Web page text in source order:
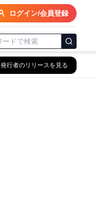
ログイン/会員登録
発行者のリリースを見る